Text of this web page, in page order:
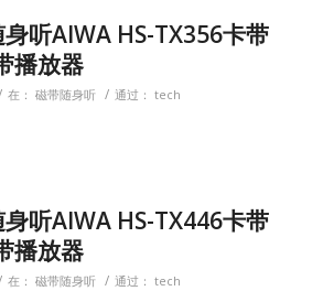
听AIWA HS-TX356卡带
播放器
在： 磁带随身听 / 通过： tech
听AIWA HS-TX446卡带
播放器
在： 磁带随身听 / 通过： tech